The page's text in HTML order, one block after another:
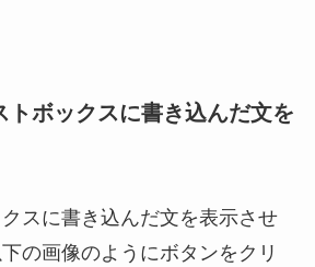
トボックスに書き込んだ文を
スに書き込んだ文を表示させ
の画像のようにボタンをクリ